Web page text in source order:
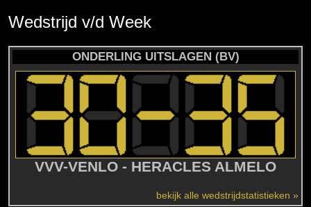
Wedstrijd v/d Week
ONDERLING UITSLAGEN (BV)
VVV-VENLO - HERACLES ALMELO
bekijk alle wedstrijdstatistieken »